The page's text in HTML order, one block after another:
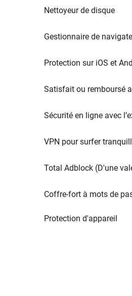
Nettoyeur de disque
Gestionnaire de
Protection sur iOS et
Satisfait ou remboursé
Sécurité en ligne avec
VPN pour surfer
Total Adblock (D'une
Coffre-fort à mots de
Protection d'appareil